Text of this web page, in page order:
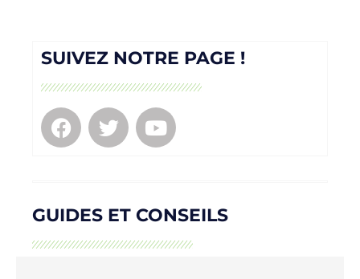
SUIVEZ NOTRE PAGE !
GUIDES ET CONSEILS